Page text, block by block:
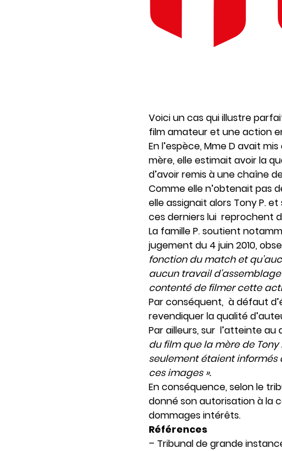
Voici un cas qui illustre
film amateur et une action
En l’espèce, Mme D avait
mère, elle estimait avoir la
d’avoir remis à une chaîne
Comme elle n’obtenait pas
elle assignait alors Tony P.
ces derniers lui reprochent
La famille P. soutient
jugement du 4 juin 2010,
fonction du match et
aucun travail
contenté de filmer cette
Par conséquent, à défaut
revendiquer la qualité
Par ailleurs, sur l’atteinte au
du film que la mère de
seulement étaient informés
ces images ».
En conséquence, selon le
donné son autorisation à la
dommages intérêts.
Références
– Tribunal de grande